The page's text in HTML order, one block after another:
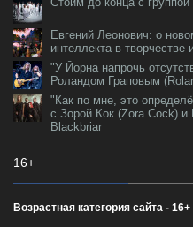
Евгений Леонович: о
интеллекта в
"У Йорна напрочь
Роландом Граповым
"Как по мне, это
с Зорой Кок (Zora Cock)
Blackbriar
16+
Возрастная категория сайта -